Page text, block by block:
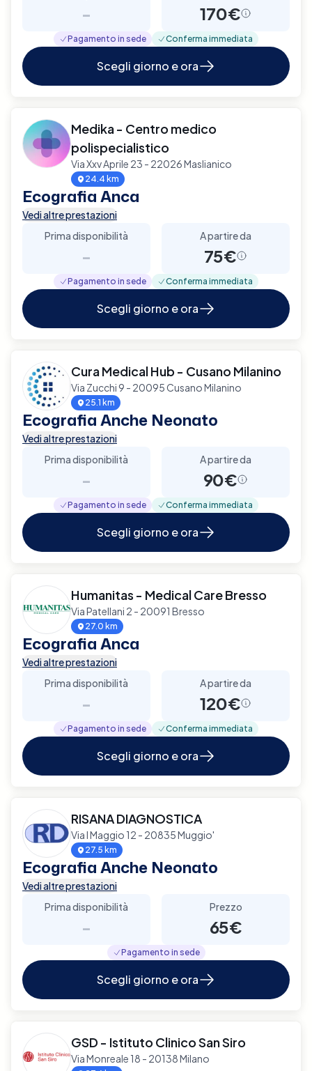
- 170€
Pagamento in sede Conferma immediata
Scegli giorno e ora
Medika - Centro medico
polispecialistico
Via Xxv Aprile 23 - 22026 Maslianico
24.4 km
Ecografia Anca
Vedi altre prestazioni
Prima disponibilità
-
A partire da
75€
Pagamento in sede Conferma immediata
Scegli giorno e ora
Cura Medical Hub - Cusano Milanino
Via Zucchi 9 - 20095 Cusano Milanino
25.1 km
Ecografia Anche Neonato
Vedi altre prestazioni
Prima disponibilità
-
A partire da
90€
Pagamento in sede Conferma immediata
Scegli giorno e ora
Humanitas - Medical Care Bresso
Via Patellani 2 - 20091 Bresso
27.0 km
Ecografia Anca
Vedi altre prestazioni
Prima disponibilità
-
A partire da
120€
Pagamento in sede Conferma immediata
Scegli giorno e ora
RISANA DIAGNOSTICA
Via I Maggio 12 - 20835 Muggio'
27.5 km
Ecografia Anche Neonato
Vedi altre prestazioni
Prima disponibilità
-
Prezzo
65€
Pagamento in sede
Scegli giorno e ora
GSD - Istituto Clinico San Siro
Via Monreale 18 - 20138 Milano